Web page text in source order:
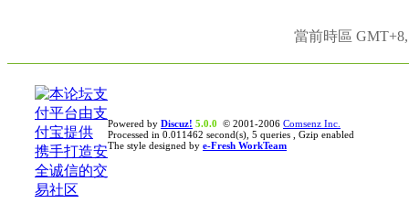
當前時區
Powered by Discuz! 5.0.0 © 2001-2006 Comsenz Inc.
Processed in 0.011462 second(s), 5 queries , Gzip enabled
The style designed by e-Fresh WorkTeam